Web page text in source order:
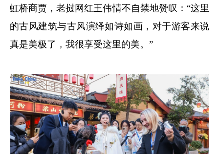
虹桥商贾，老挝网红王伟情不自禁地赞叹：“这里
的古风建筑与古风演绎如诗如画，对于游客来说
真是美极了，我很享受这里的美。”